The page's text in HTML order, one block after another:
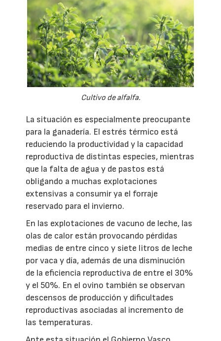
Cultivo de alfalfa.
La situación es especialmente preocupante
para la ganadería. El estrés térmico está
reduciendo la productividad y la capacidad
reproductiva de distintas especies, mientras
que la falta de agua y de pastos está
obligando a muchas explotaciones
extensivas a consumir ya el forraje
reservado para el invierno.
En las explotaciones de vacuno de leche, las
olas de calor están provocando pérdidas
medias de entre cinco y siete litros de leche
por vaca y día, además de una disminución
de la eficiencia reproductiva de entre el 30%
y el 50%. En el ovino también se observan
descensos de producción y dificultades
reproductivas asociadas al incremento de
las temperaturas.